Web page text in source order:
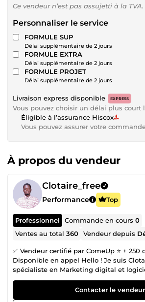
Ce vendeur n’est pas assujetti à la TVA.
Personnaliser le service
FORMULE SUP
Délai supplémentaire de 2 jours
FORMULE EXTRA
Délai supplémentaire de 2 jours
FORMULE PROJET
Délai supplémentaire de 2 jours
Livraison express disponible EXPRESS
Vous pouvez choisir un délai plus court
Éligible à l’assurance Hiscox
Vous pouvez assurer votre
À propos du vendeur
Clotaire_free
Performance Top
Professionnel Commande en cours0
Ventes au total360 Vendeur depuis
✅ Vendeur certifié par ComeUp ⭐ + 250
Disponible en appel Hello ! Je suis
spécialiste en Marketing digital et
. Je me plais dans tout ce qui se
au digital, au numérique 👉 Je maitrise
Microsoft office (Word, Excel, PowerPoint,
Contacter le vendeur